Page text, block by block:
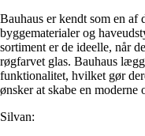
Bauhaus er kendt som en af
byggematerialer og
sortiment er de ideelle, når
røgfarvet glas. Bauhaus
funktionalitet, hvilket gør
ønsker at skabe en moderne
Silvan: